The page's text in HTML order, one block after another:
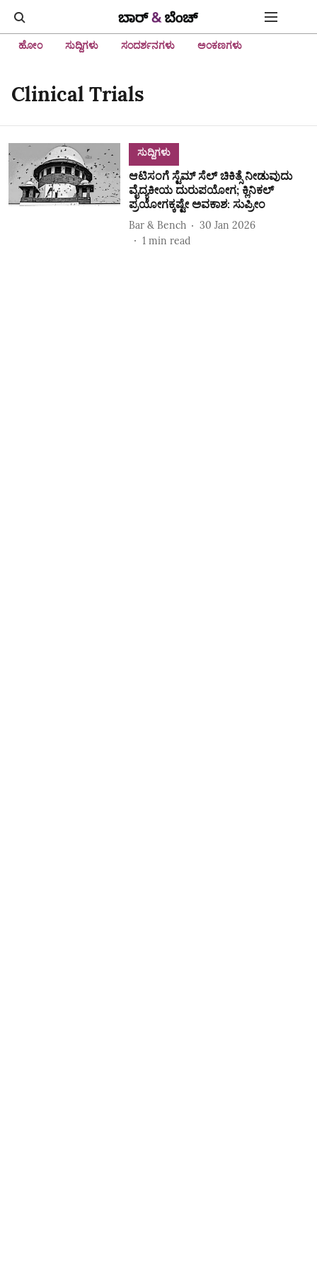
ಹೋಂ ಸುದ್ದಿಗಳು ಸಂದರ್ಶನಗಳು ಅಂಕಣಗಳು
Clinical Trials
ಸುದ್ದಿಗಳು
ಆಟಿಸಂಗೆ ಸ್ಟೆಮ್ ಸೆಲ್ ಚಿಕಿತ್ಸೆ ನೀಡುವುದು
ವೈದ್ಯಕೀಯ ದುರುಪಯೋಗ; ಕ್ಲಿನಿಕಲ್
ಪ್ರಯೋಗಕ್ಕಷ್ಟೇ ಅವಕಾಶ: ಸುಪ್ರೀಂ
Bar & Bench
30 Jan 2026
1 min read